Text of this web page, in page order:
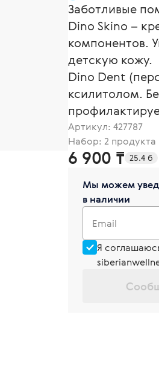
Заботливые
Dino Skino –
компонентов.
детскую кожу.
Dino Dent
ксилитолом.
Артикул: 427787
Набор: 2 продукта
6 900 ₸ 25.4 б
Мы можем
в наличии
Email
Я